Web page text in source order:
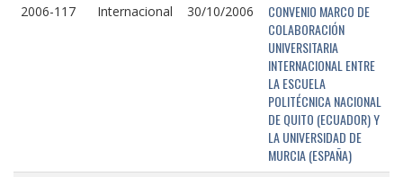
2006-117 Internacional 30/10/2006
CONVENIO MARCO DE
COLABORACIÓN
UNIVERSITARIA
INTERNACIONAL ENTRE
LA ESCUELA
POLITÉCNICA NACIONAL
DE QUITO (ECUADOR) Y
LA UNIVERSIDAD DE
MURCIA (ESPAÑA)